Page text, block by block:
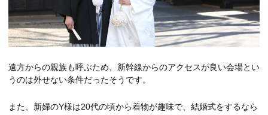
遠方からの親族も呼ぶため、新幹線からのアクセスが良い会場とい
うのは外せない条件だったそうです。
また、新婦のY様は20代の頃から着物が趣味で、結婚式をするなら